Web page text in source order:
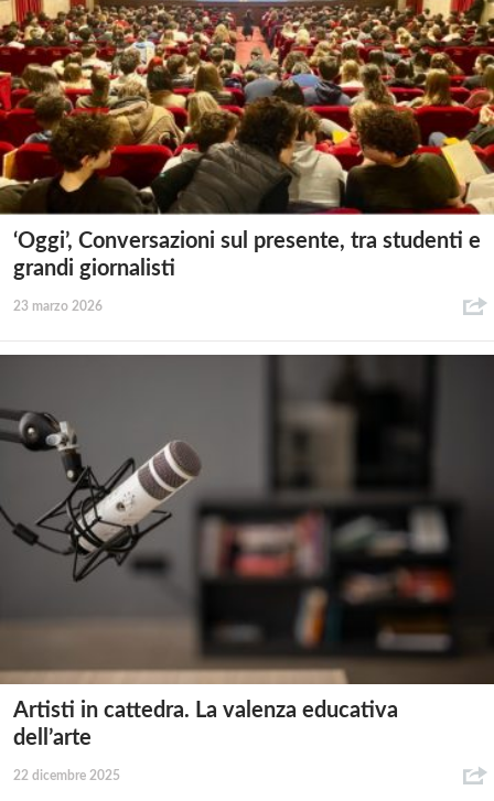
‘Oggi’, Conversazioni sul presente, tra studenti e
grandi giornalisti
23 marzo 2026
Artisti in cattedra. La valenza educativa
dell’arte
22 dicembre 2025